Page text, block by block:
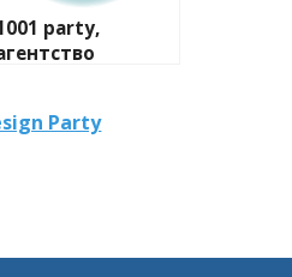
party,
Party